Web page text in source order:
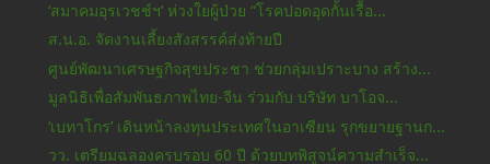
‘สมาคมอุรเวชช์ฯ’ ห่วงใยผู้ป่วย “โรคปอดอุดกั้นเรื้อ...
ส.น.อ. จัดงานเลี้ยงสังสรรค์ส่งท้ายปี
ศูนย์พัฒนาเศรษฐกิจสุขประชา ช่วยกลุ่มเปราะบาง สร้าง...
มูลนิธิเพื่อสัมพันธภาพไทย-จีน ร่วมกับ บริษัท บาโอจ...
‘เบทาโกร’ เดินหน้าลงทุนประเทศในอาเซียน รุกขยายฐานก...
วว. เตรียมฉลองครบรอบ 60 ปี ด้วยบทพิสูจน์ความสำเร็จ...